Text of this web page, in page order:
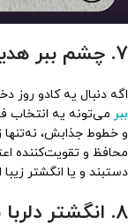
7. چشم ببر هدیه اعتماد به نفس
اگه دنبال یه کادو روز
ببر می‌تونه یه انتخاب
و خطوط جذابش، نه‌تنها
محافظ و تقویت‌کننده
دستبند و یا انگشتر
8. انگشتر دلربا نگین بخت و اقبال